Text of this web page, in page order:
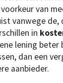
van
vanwege de,
in
lening beter
dan een
aanbieder.